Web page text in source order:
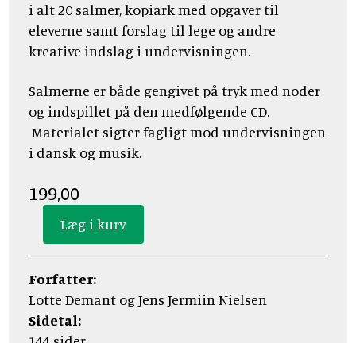
i alt 20 salmer, kopiark med opgaver til
eleverne samt forslag til lege og andre
kreative indslag i undervisningen.
Salmerne er både gengivet på tryk med noder
og indspillet på den medfølgende CD.
Materialet sigter fagligt mod undervisningen
i dansk og musik.
199,00
Forfatter:
Lotte Demant og Jens Jermiin Nielsen
Sidetal: